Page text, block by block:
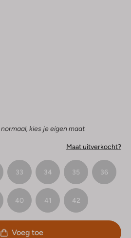
kies je eigen maat
Maat uitverkocht?
33 34 35 36
40 41 42
Voeg toe